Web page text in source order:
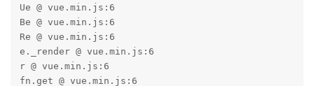
Ue @ vue.min.js:6
Be @ vue.min.js:6
Re @ vue.min.js:6
e._render @ vue.min.js:6
r @ vue.min.js:6
fn.get @ vue.min.js:6